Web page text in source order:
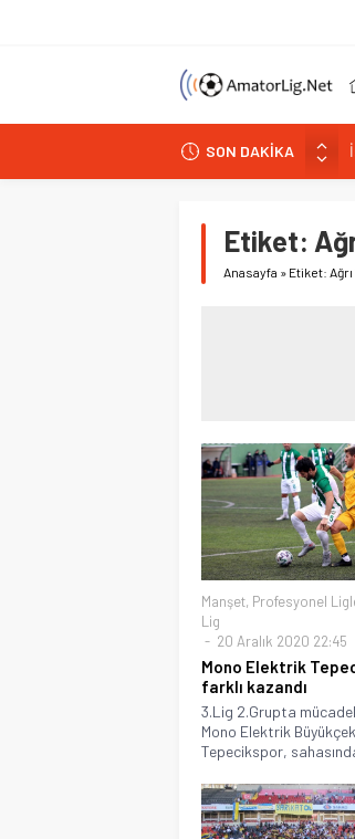
SON DAKİKA
Etiket:
Anasayfa » Etiket:
Manşet, Profesyonel
Lig
20 Aralık 2020 22:45
Mono Elektrik
farklı kazandı
3.Lig 2.Grupta
Mono Elektrik
Tepecikspor,